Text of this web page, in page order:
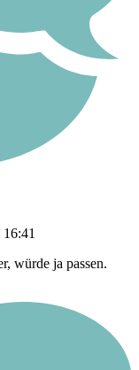
würde ja passen.